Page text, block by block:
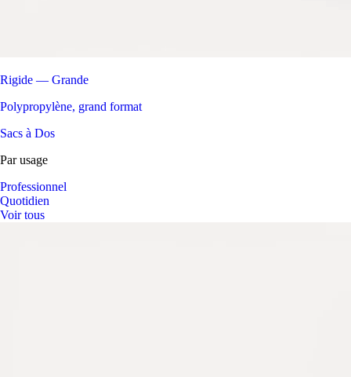
Rigide — Grande
Polypropylène, grand format
Sacs à Dos
Par usage
Professionnel
Quotidien
Voir tous